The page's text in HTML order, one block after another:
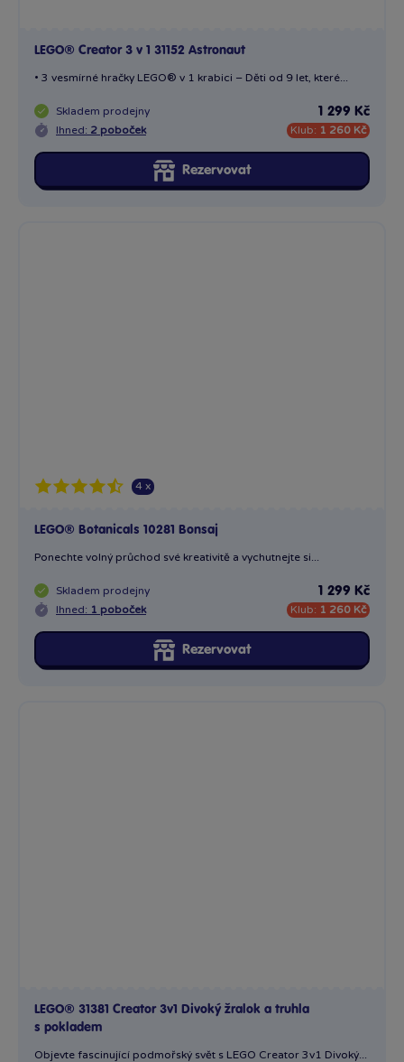
LEGO® Creator 3 v 1 31152 Astronaut
• 3 vesmírné hračky LEGO® v 1 krabici – Děti od 9 let, které...
Skladem prodejny
Ihned: 2 poboček
1 299 Kč
Klub: 1 260 Kč
Rezervovat
4 x
LEGO® Botanicals 10281 Bonsaj
Ponechte volný průchod své kreativitě a vychutnejte si...
Skladem prodejny
Ihned: 1 poboček
1 299 Kč
Klub: 1 260 Kč
Rezervovat
LEGO® 31381 Creator 3v1 Divoký žralok a truhla
s pokladem
Objevte fascinující podmořský svět s LEGO Creator 3v1 Divoký...